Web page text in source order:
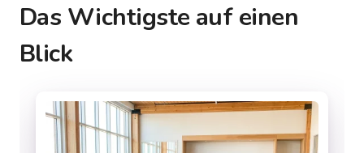
Das Wichtigste auf einen
Blick